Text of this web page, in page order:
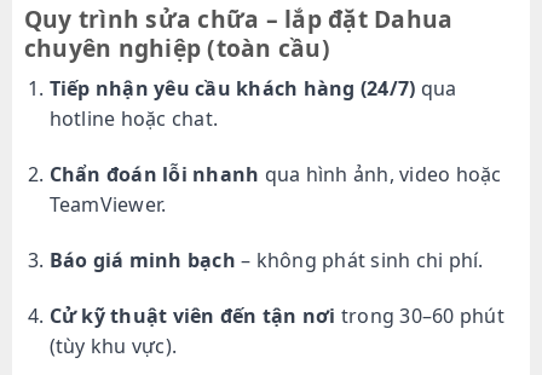
Quy trình sửa chữa – lắp đặt Dahua
chuyên nghiệp (toàn cầu)
Tiếp nhận yêu cầu khách hàng (24/7) qua
hotline hoặc chat.
Chẩn đoán lỗi nhanh qua hình ảnh, video hoặc
TeamViewer.
Báo giá minh bạch – không phát sinh chi phí.
Cử kỹ thuật viên đến tận nơi trong 30–60 phút
(tùy khu vực).